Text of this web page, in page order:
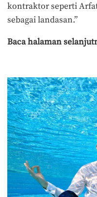
kontraktor seperti
sebagai landasan.”
Baca halaman